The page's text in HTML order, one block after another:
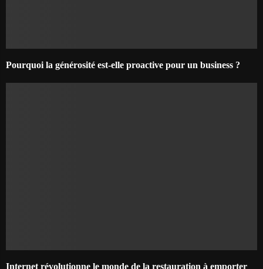
Pourquoi la générosité est-elle proactive pour un business ?
Internet révolutionne le monde de la restauration à emporter